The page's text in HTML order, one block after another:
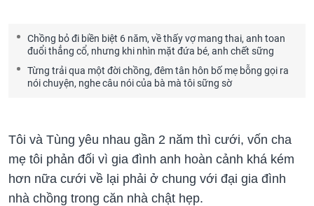
Chồng bỏ đi biền biệt 6 năm, về thấy vợ mang thai, anh toan
đuổi thẳng cổ, nhưng khi nhìn mặt đứa bé, anh chết sững
Từng trải qua một đời chồng, đêm tân hôn bố mẹ bỗng gọi ra
nói chuyện, nghe câu nói của bà mà tôi sững sờ
Tôi và Tùng yêu nhau gần 2 năm thì cưới, vốn cha
mẹ tôi phản đối vì gia đình anh hoàn cảnh khá kém
hơn nữa cưới về lại phải ở chung với đại gia đình
nhà chồng trong căn nhà chật hẹp.